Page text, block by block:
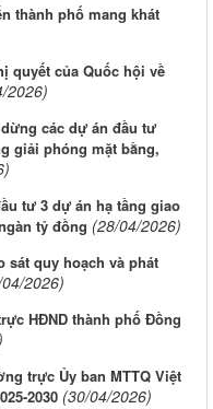
thành phố mang khát
quyết của Quốc hội về
2026)
các dự án đầu tư
giải phóng mặt bằng,
tư 3 dự án hạ tầng giao
tỷ đồng (28/04/2026)
sát quy hoạch và phát
2026)
HĐND thành phố Đồng
trực Ủy ban MTTQ Việt
2030 (30/04/2026)